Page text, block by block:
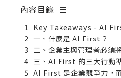
內容目錄
Key Takeaways - AI
一、什麼是 AI First？
二、企業主與管理者必須
三、AI First 的三大行動
AI First 是企業競爭力，